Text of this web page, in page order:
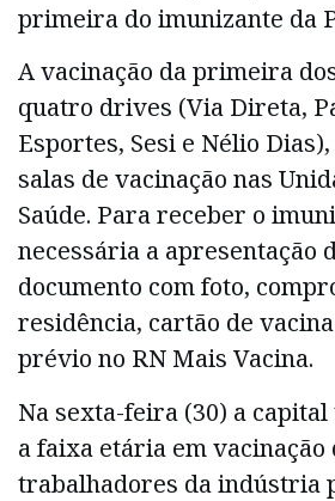
primeira do imunizante da
A vacinação da primeira
quatro drives (Via Direta,
Esportes, Sesi e Nélio
salas de vacinação nas
Saúde. Para receber o
necessária a apresentação
documento com foto,
residência, cartão de
prévio no RN Mais Vacina.
Na sexta-feira (30) a
a faixa etária em vacinação
trabalhadores da indústria